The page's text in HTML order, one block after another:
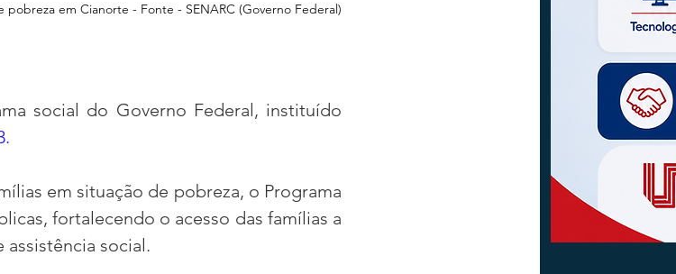
em Cianorte - Fonte - SENARC (Governo Federal)
social do Governo Federal, instituído
em situação de pobreza, o Programa
fortalecendo o acesso das famílias a
social.